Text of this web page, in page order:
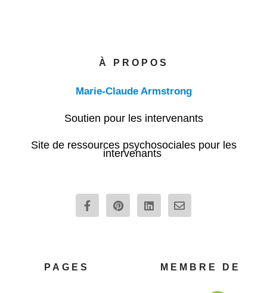
À PROPOS
Marie-Claude Armstrong
Soutien pour les intervenants
Site de ressources psychosociales pour les
intervenants
F
a
c
P
i
n
L
i
n
E
n
v
p
e
PAGES MEMBRE DE